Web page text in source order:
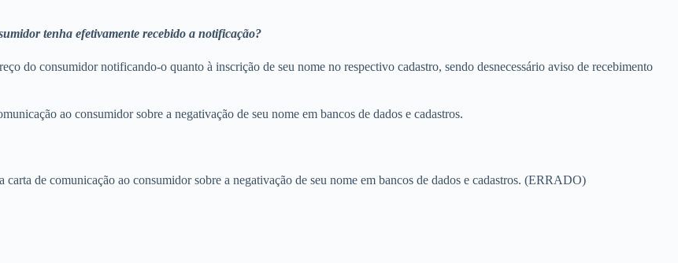
tenha efetivamente recebido a notificação?
do consumidor notificando-o quanto à inscrição de seu nome no respectivo cadastro, sendo desnecessário aviso de recebimento
ao consumidor sobre a negativação de seu nome em bancos de dados e cadastros.
de comunicação ao consumidor sobre a negativação de seu nome em bancos de dados e cadastros. (ERRADO)